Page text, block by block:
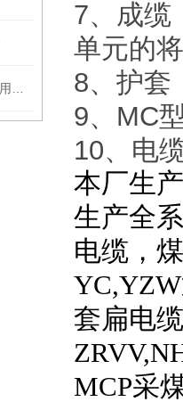
7、成缆
单元的
8、护套
9、MC
10、电
本厂生
生产全
电缆，
YC,YZW
套扁电
MCP采